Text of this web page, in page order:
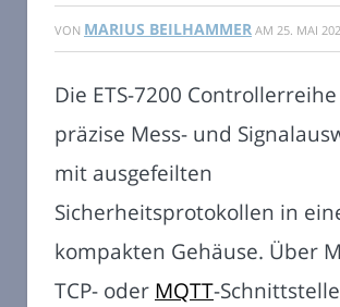
VON MARIUS BEILHAMMER AM 25. MAI
Die ETS-7200
präzise Mess- und
mit ausgefeilten
Sicherheitsprotokollen in
kompakten Gehäuse. Über
TCP- oder MQTT-